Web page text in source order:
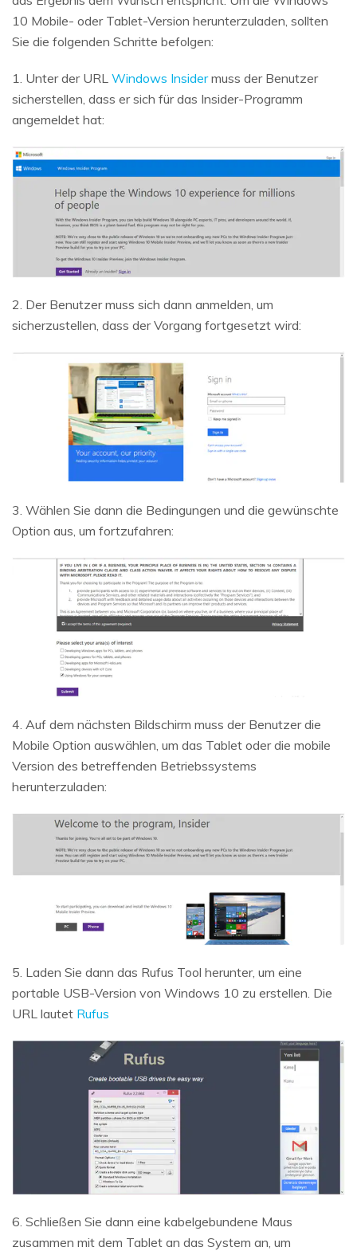
10 Mobile- oder Tablet-Version herunterzuladen, sollten
Sie die folgenden Schritte befolgen:
1. Unter der URL Windows Insidermuss der Benutzer
sicherstellen, dass er sich für das Insider-Programm
angemeldet hat:
2. Der Benutzer muss sich dann anmelden, um
sicherzustellen, dass der Vorgang fortgesetzt wird:
3. Wählen Sie dann die Bedingungen und die gewünschte
Option aus, um fortzufahren:
4. Auf dem nächsten Bildschirm muss der Benutzer die
Mobile Option auswählen, um das Tablet oder die mobile
Version des betreffenden Betriebssystems
herunterzuladen:
5. Laden Sie dann das Rufus Tool herunter, um eine
portable USB-Version von Windows 10 zu erstellen. Die
URL lautet Rufus
6. Schließen Sie dann eine kabelgebundene Maus
zusammen mit dem Tablet an das System an, um